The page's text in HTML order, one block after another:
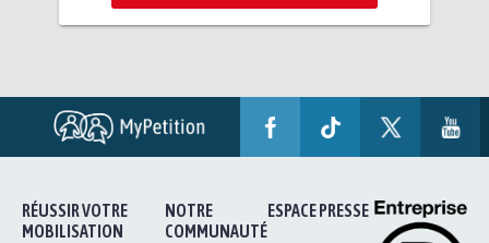
RÉUSSIR VOTRE
MOBILISATION
NOTRE
COMMUNAUTÉ
ESPACE PRESSE